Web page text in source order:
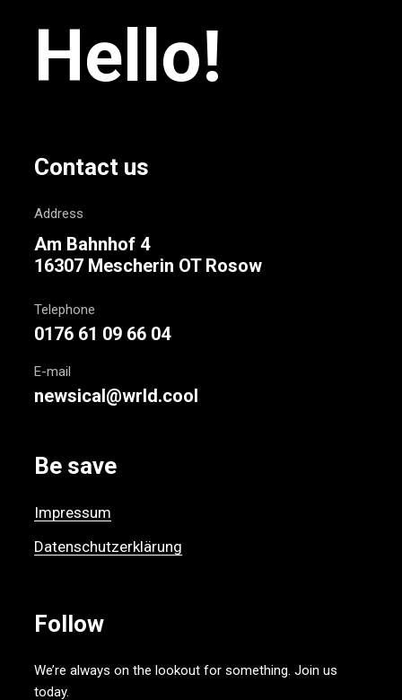
Hello!
Contact us
Address
Am Bahnhof 4
16307 Mescherin OT Rosow
Telephone
0176 61 09 66 04
E-mail
newsical@wrld.cool
Be save
Impressum
Datenschutzerklärung
Follow
We’re always on the lookout for something. Join us
today.